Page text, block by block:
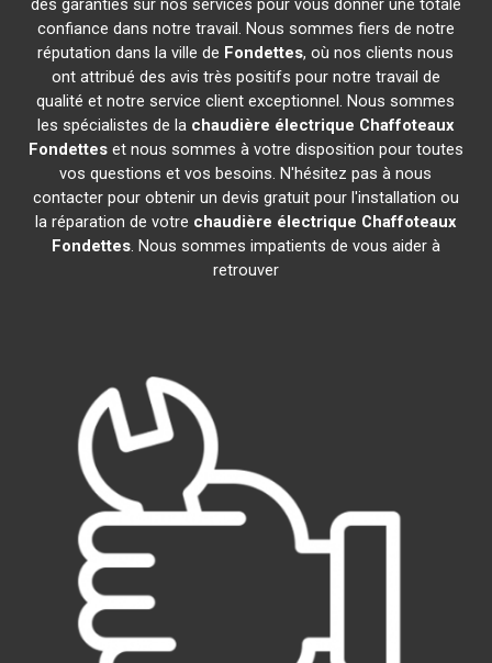
des garanties sur nos services pour vous donner une totale
confiance dans notre travail. Nous sommes fiers de notre
réputation dans la ville de Fondettes, où nos clients nous
ont attribué des avis très positifs pour notre travail de
qualité et notre service client exceptionnel. Nous sommes
les spécialistes de la chaudière électrique Chaffoteaux
Fondetteset nous sommes à votre disposition pour toutes
vos questions et vos besoins. N'hésitez pas à nous
contacter pour obtenir un devis gratuit pour l'installation ou
la réparation de votre chaudière électrique Chaffoteaux
Fondettes. Nous sommes impatients de vous aider à
retrouver